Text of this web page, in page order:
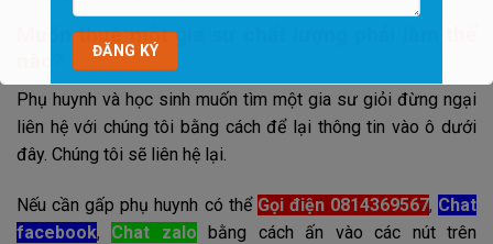
Muốn thuê một gia sư chất lượng phải làm thế
Phụ huynh và học sinh muốn tìm một gia sư giỏi đừng ngại
liên hệ với chúng tôi bằng cách để lại thông tin vào ô dưới
đây. Chúng tôi sẽ liên hệ lại.
Nếu cần gấp phụ huynh có thể Gọi điện 0814369567, Chat
facebook, Chat zalo bằng cách ấn vào các nút trên